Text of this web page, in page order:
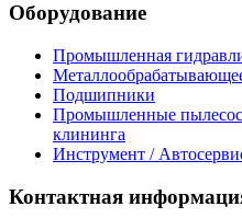
Оборудование
Промышленная
Подшипники
Промышленные
клининга
Инструмент /
Контактная